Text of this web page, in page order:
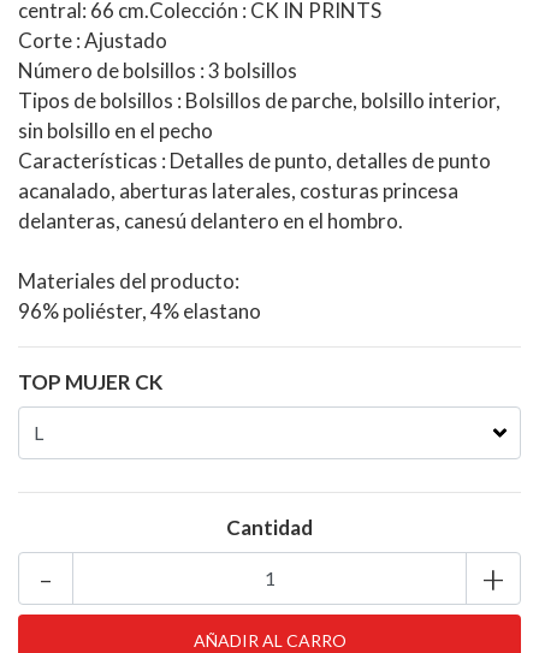
central: 66 cm.Colección : CK IN PRINTS
Corte : Ajustado
Número de bolsillos : 3 bolsillos
Tipos de bolsillos : Bolsillos de parche, bolsillo interior,
sin bolsillo en el pecho
Características : Detalles de punto, detalles de punto
acanalado, aberturas laterales, costuras princesa
delanteras, canesú delantero en el hombro.
Materiales del producto:
96% poliéster, 4% elastano
TOP MUJER CK
Cantidad
+
-